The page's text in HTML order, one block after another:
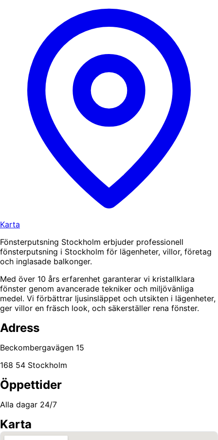
Karta
Fönsterputsning Stockholm erbjuder professionell
fönsterputsning i Stockholm för lägenheter, villor, företag
och inglasade balkonger.
Med över 10 års erfarenhet garanterar vi kristallklara
fönster genom avancerade tekniker och miljövänliga
medel. Vi förbättrar ljusinsläppet och utsikten i lägenheter,
ger villor en fräsch look, och säkerställer rena fönster.
Adress
Beckombergavägen 15
168 54 Stockholm
Öppettider
Alla dagar 24/7
Karta